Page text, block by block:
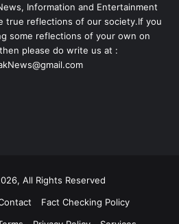
Information and Entertainment
true reflections of our society.If you
some reflections of your own on
please do write us at :
All Rights Reserved
Fact Checking Policy